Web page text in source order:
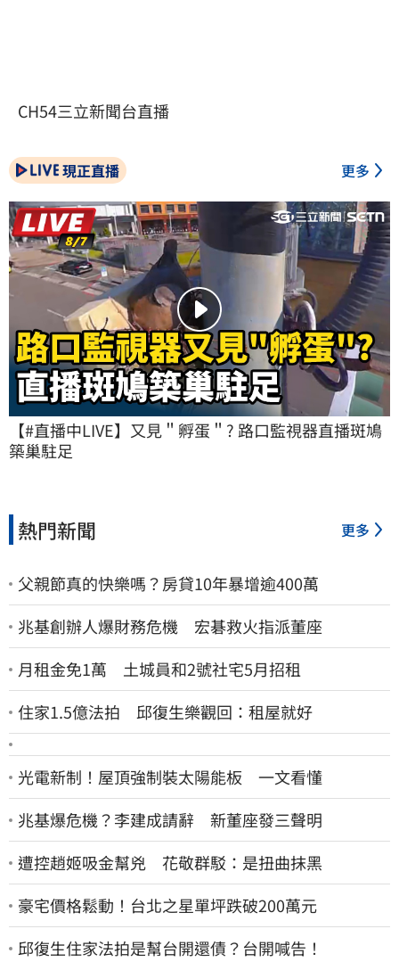
CH54三立新聞台直播
現正直播 更多
【#直播中LIVE】又見＂孵蛋＂? 路口監視器直播斑鳩
築巢駐足
熱門新聞 更多
父親節真的快樂嗎？房貸10年暴增逾400萬
兆基創辦人爆財務危機 宏碁救火指派董座
月租金免1萬 土城員和2號社宅5月招租
住家1.5億法拍 邱復生樂觀回：租屋就好
光電新制！屋頂強制裝太陽能板 一文看懂
兆基爆危機？李建成請辭 新董座發三聲明
遭控趙姬吸金幫兇 花敬群駁：是扭曲抹黑
豪宅價格鬆動！台北之星單坪跌破200萬元
邱復生住家法拍是幫台開還債？台開喊告！